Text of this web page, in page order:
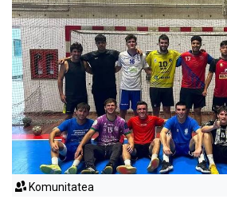
Komunitatea